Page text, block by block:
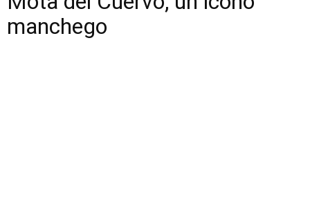
manchego